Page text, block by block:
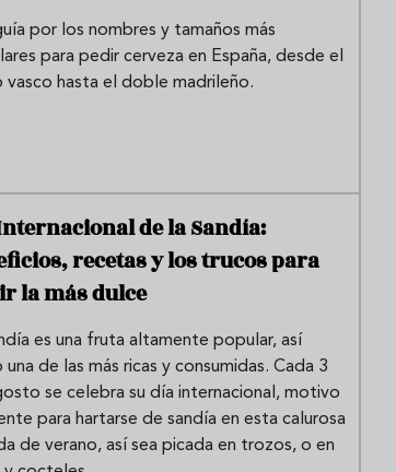
por los nombres y tamaños más
para pedir cerveza en España, desde el
vasco hasta el doble madrileño.
de la Sandía:
recetas y los trucos para
la más dulce
es una fruta altamente popular, así
una de las más ricas y consumidas. Cada 3
se celebra su día internacional, motivo
para hartarse de sandía en esta calurosa
de verano, así sea picada en trozos, o en